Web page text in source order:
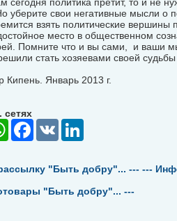
уберите свои негативные мысли о
взять политические
место в общественном
Помните что и вы сами, и ваши
стать хозяевами своей судьбы
Кипень. Январь 2013 г.
сетях
WhatsAppFacebook
VK LinkedIn
"Быть добру"... --- ---
"Быть добру"... ---